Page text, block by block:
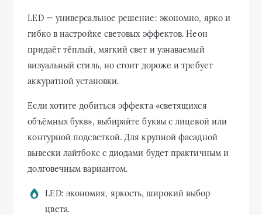
LED — универсальное решение: экономно, ярко и
гибко в настройке световых эффектов. Неон
придаёт тёплый, мягкий свет и узнаваемый
визуальный стиль, но стоит дороже и требует
аккуратной установки.
Если хотите добиться эффекта «светящихся
объёмных букв», выбирайте буквы с лицевой или
контурной подсветкой. Для крупной фасадной
вывески лайтбокс с диодами будет практичным и
долговечным вариантом.
LED: экономия, яркость, широкий выбор
цвета.